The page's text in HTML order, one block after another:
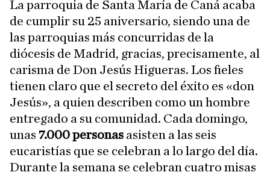
La parroquia de Santa María de Caná acaba
de cumplir su 25 aniversario, siendo una de
las parroquias más concurridas de la
diócesis de Madrid, gracias, precisamente, al
carisma de Don Jesús Higueras. Los fieles
tienen claro que el secreto del éxito es «don
Jesús», a quien describen como un hombre
entregado a su comunidad. Cada domingo,
unas 7.000 personas asisten a las seis
eucaristías que se celebran a lo largo del día.
Durante la semana se celebran cuatro misas